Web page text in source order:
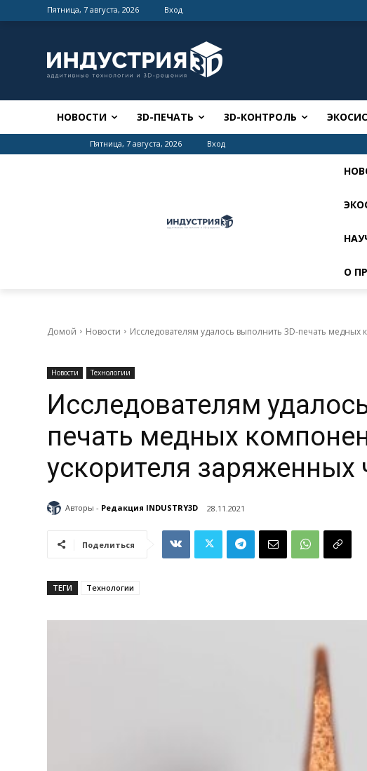
Пятница, 7 августа, 2026 Вход
НОВОСТИ 3D-ПЕЧАТЬ 3D-КОНТРОЛЬ
Пятница, 7 августа, 2026 Вход
О
Домой Новости Исследователям удалось выполнить 3D-печать
Новости Технологии
Исследователям
печать медных
ускорителя заряженных
Авторы - Редакция INDUSTRY3D 28.11.2021
Поделиться
ТЕГИ Технологии